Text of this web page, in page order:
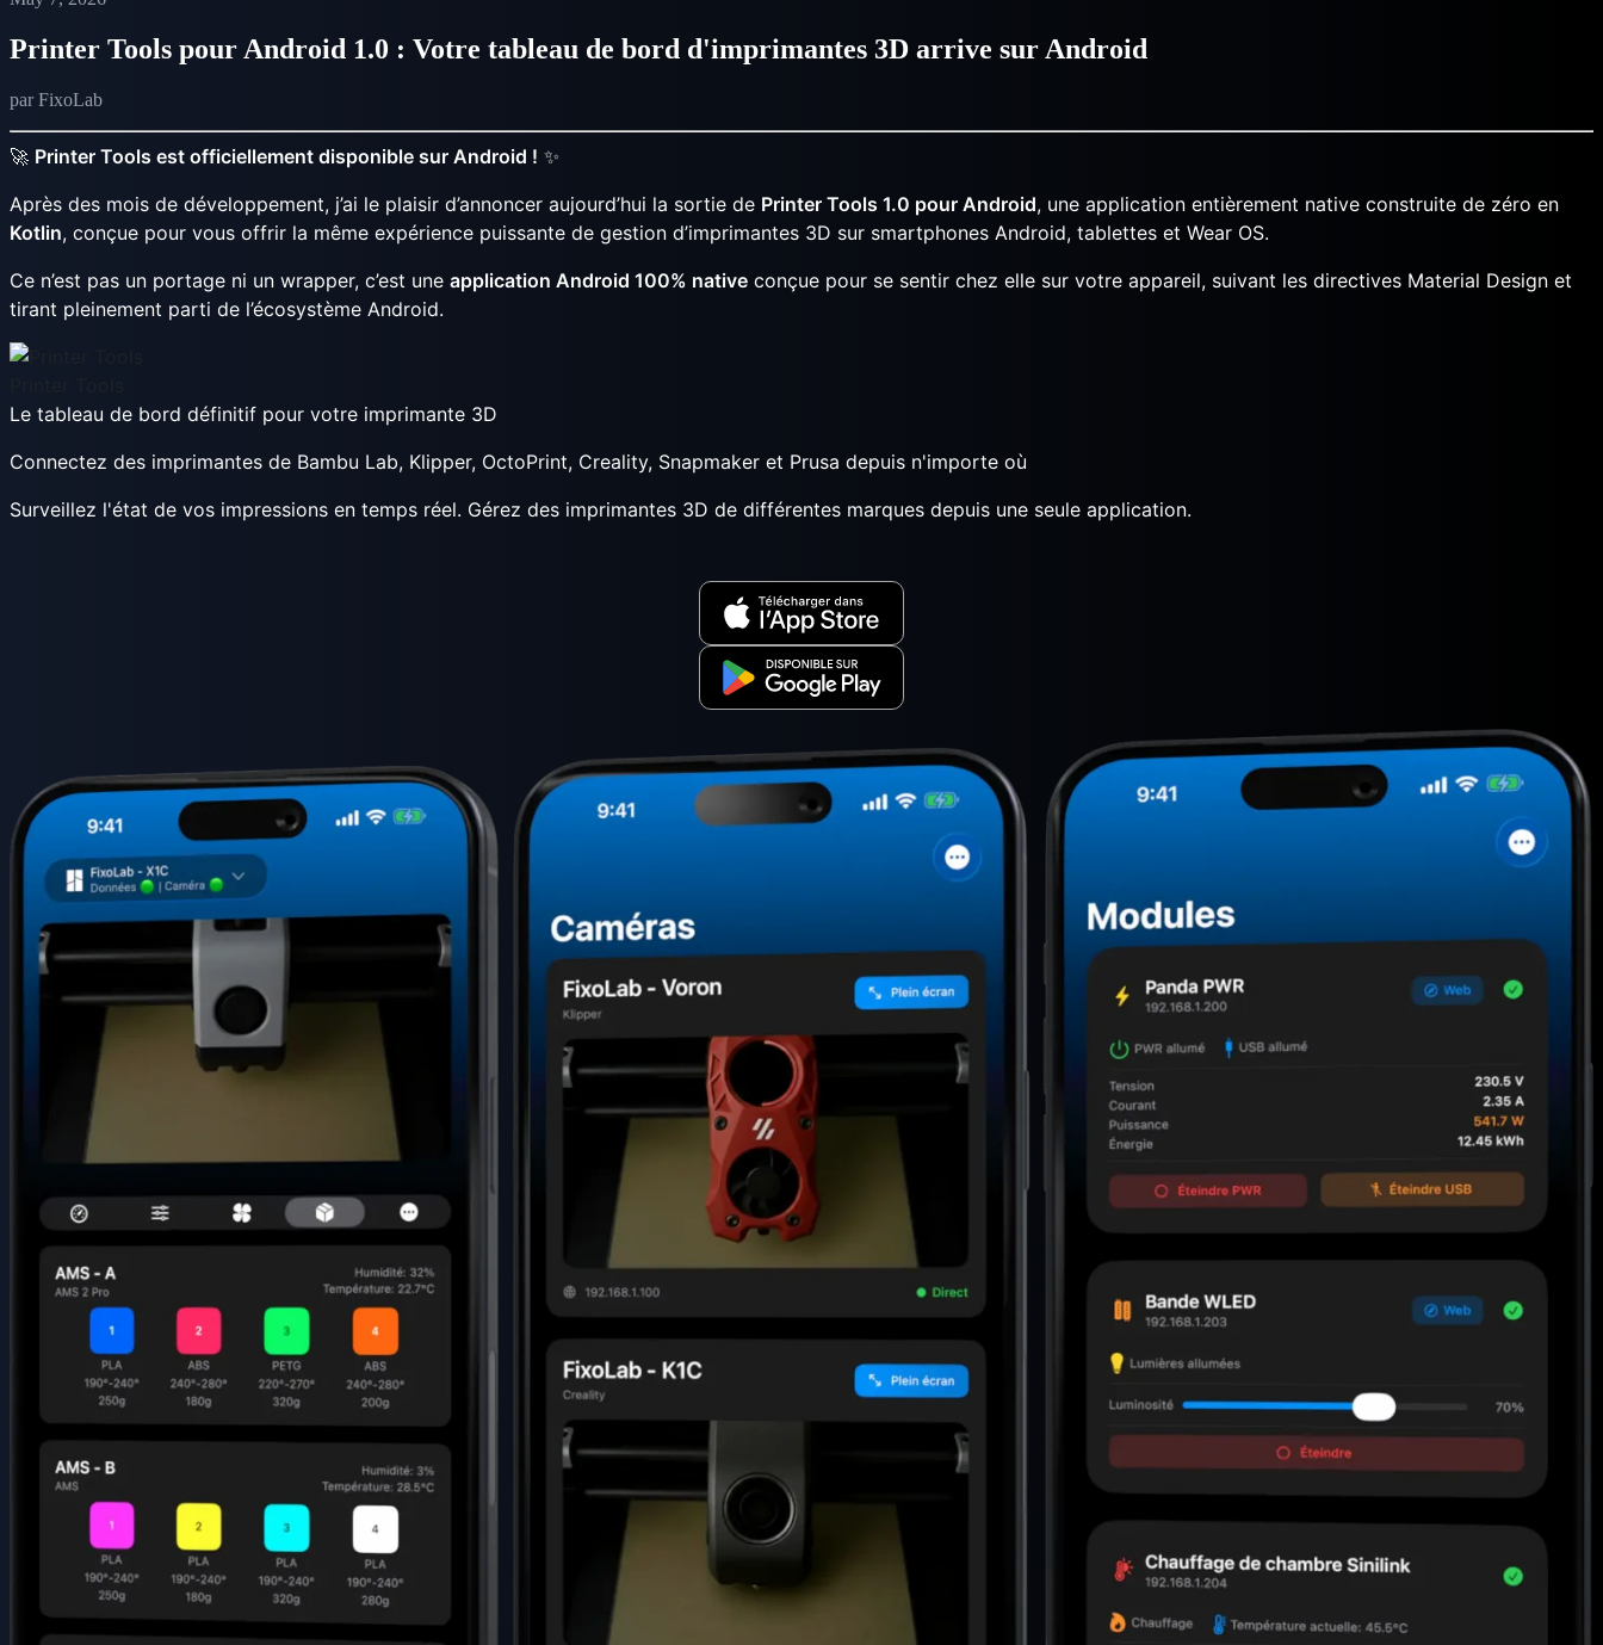
Printer Tools pour Android 1.0 : Votre tableau de bord d'imprimantes 3D arrive sur Android
par FixoLab
🚀 Printer Tools est officiellement disponible sur Android ! ✨
Après des mois de développement, j’ai le plaisir d’annoncer aujourd’hui la sortie de Printer Tools 1.0 pour Android, une application entièrement native construite de zéro en
Kotlin, conçue pour vous offrir la même expérience puissante de gestion d’imprimantes 3D sur smartphones Android, tablettes et Wear OS.
Ce n’est pas un portage ni un wrapper, c’est une application Android 100% native conçue pour se sentir chez elle sur votre appareil, suivant les directives Material Design et
tirant pleinement parti de l’écosystème Android.
Le tableau de bord définitif pour votre imprimante 3D
Connectez des imprimantes de Bambu Lab, Klipper, OctoPrint, Creality, Snapmaker et Prusa depuis n'importe où
Surveillez l'état de vos impressions en temps réel. Gérez des imprimantes 3D de différentes marques depuis une seule application.